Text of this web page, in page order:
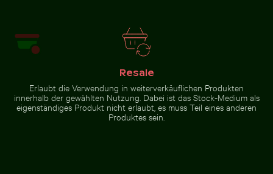
Resale
Erlaubt die Verwendung in weiterverkäuflichen Produkten
innerhalb der gewählten Nutzung. Dabei ist das Stock-Medium als
eigenständiges Produkt nicht erlaubt, es muss Teil eines anderen
Produktes sein.